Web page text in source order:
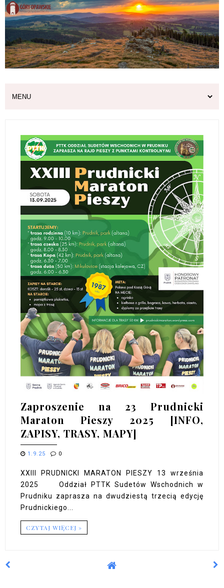
Zaproszenie na 23 Prudnicki
Maraton Pieszy 2025 [INFO,
ZAPISY, TRASY, MAPY]
1.9.25 0
XXIII PRUDNICKI MARATON PIESZY 13 września
2025 Oddział PTTK Sudetów Wschodnich w
Prudniku zaprasza na dwudziestą trzecią edycję
Prudnickiego...
CZYTAJ WIĘCEJ »